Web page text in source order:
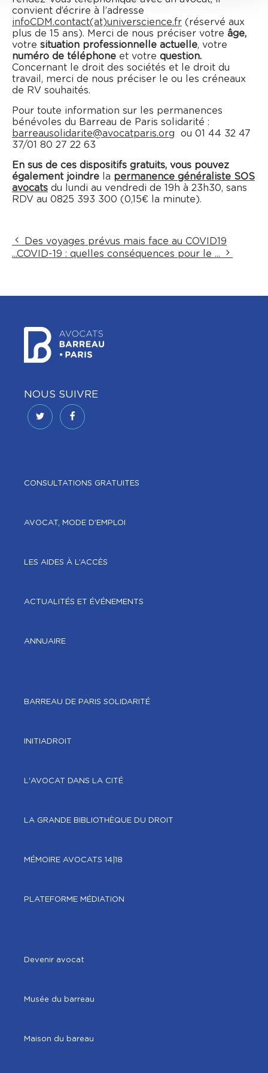
convient d’écrire à l’adresse
infoCDM.contact(at)universcience.fr (réservé aux
plus de 15 ans). Merci de nous préciser votre âge,
votre situation professionnelle actuelle, votre
numéro de téléphone et votre question.
Concernant le droit des sociétés et le droit du
travail, merci de nous préciser le ou les créneaux
de RV souhaités.
Pour toute information sur les permanences
bénévoles du Barreau de Paris solidarité :
barreausolidarite@avocatparis.org ou 01 44 32 47
37/01 80 27 22 63
En sus de ces dispositifs gratuits, vous pouvez
également joindre
la permanence généraliste SOS
avocats du lundi au vendredi de 19h à 23h30, sans
RDV au 0825 393 300 (0,15€ la minute).
Des voyages prévus mais face au COVID19
...COVID-19 : quelles conséquences pour le ...
NOUS SUIVRE
CONSULTATIONS GRATUITES
AVOCAT, MODE D’EMPLOI
LES AIDES À L’ACCÈS
ACTUALITÉS ET ÉVÉNEMENTS
ANNUAIRE
BARREAU DE PARIS SOLIDARITÉ
INITIADROIT
L'AVOCAT DANS LA CITÉ
LA GRANDE BIBLIOTHÈQUE DU DROIT
MÉMOIRE AVOCATS 14|18
PLATEFORME MÉDIATION
Devenir avocat
Musée du barreau
Maison du bareau